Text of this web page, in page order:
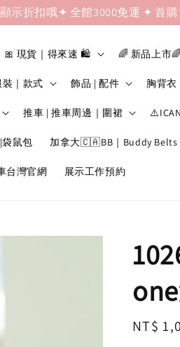
示折扣哦✦ 全館3000免運 ✦ 首
🎀 現貨｜得來速 🛍️ 🌈 新品上市
裝｜款式 飾品 | 配件 胸背衣
推車 | 推車周邊｜圍裙
鼠包 加拿大🇨🇦BB｜Buddy Belts
台灣官網 展示工作預約
NT$